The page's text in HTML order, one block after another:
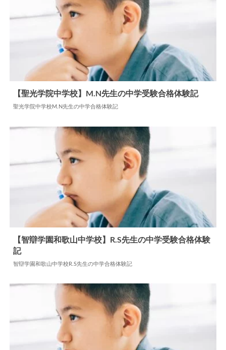
【聖光学院中学校】M.N先生の中学受験合格体験記
聖光学院中学校M.N先生の中学合格体験記
中学合格体験記
【智辯学園和歌山中学校】R.S先生の中学受験合格体験
記
智辯学園和歌山中学校R.S先生の中学合格体験記